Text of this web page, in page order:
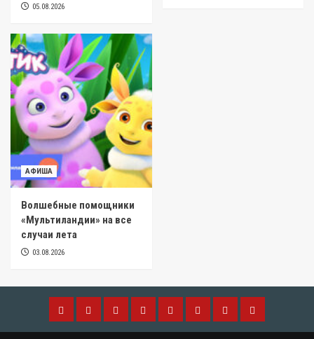
05.08.2026
АФИША
Волшебные помощники
«Мультиландии» на все
случаи лета
03.08.2026
МОДААФИШАДОМ РЕСТОРАНЫ.ЕДА
БИЗНЕСТЕХНООТДЫХКРАСОТА